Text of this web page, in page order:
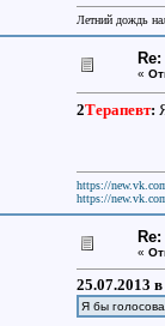
Летний дождь
«
2Терапевт:
https://
https://
«
25.07.2013
Я бы